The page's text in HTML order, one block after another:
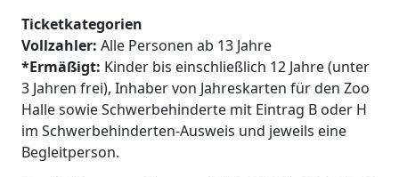
Ticketkategorien
Vollzahler: Alle Personen ab 13 Jahre
*Ermäßigt: Kinder bis einschließlich 12 Jahre (unter
3 Jahren frei), Inhaber von Jahreskarten für den Zoo
Halle sowie Schwerbehinderte mit Eintrag B oder H
im Schwerbehinderten-Ausweis und jeweils eine
Begleitperson.